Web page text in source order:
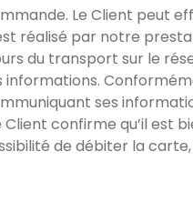
Le Client peut
réalisé par notre
du transport sur le
ses
confirme qu’il est
de débiter la